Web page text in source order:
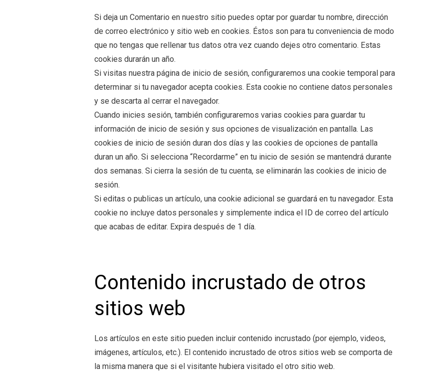
Si deja un Comentario en nuestro sitio puedes optar por guardar tu nombre, dirección
de correo electrónico y sitio web en cookies. Éstos son para tu conveniencia de modo
que no tengas que rellenar tus datos otra vez cuando dejes otro comentario. Estas
cookies durarán un año.
Si visitas nuestra página de inicio de sesión, configuraremos una cookie temporal para
determinar si tu navegador acepta cookies. Esta cookie no contiene datos personales
y se descarta al cerrar el navegador.
Cuando inicies sesión, también configuraremos varias cookies para guardar tu
información de inicio de sesión y sus opciones de visualización en pantalla. Las
cookies de inicio de sesión duran dos días y las cookies de opciones de pantalla
duran un año. Si selecciona “Recordarme” en tu inicio de sesión se mantendrá durante
dos semanas. Si cierra la sesión de tu cuenta, se eliminarán las cookies de inicio de
sesión.
Si editas o publicas un artículo, una cookie adicional se guardará en tu navegador. Esta
cookie no incluye datos personales y simplemente indica el ID de correo del artículo
que acabas de editar. Expira después de 1 día.
Contenido incrustado de otros
sitios web
Los artículos en este sitio pueden incluir contenido incrustado (por ejemplo, videos,
imágenes, artículos, etc.). El contenido incrustado de otros sitios web se comporta de
la misma manera que si el visitante hubiera visitado el otro sitio web.